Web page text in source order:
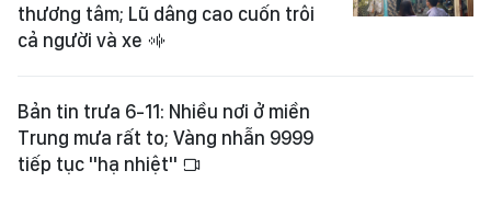
thương tâm; Lũ dâng cao cuốn trôi
cả người và xe
Bản tin trưa 6-11: Nhiều nơi ở miền
Trung mưa rất to; Vàng nhẫn 9999
tiếp tục "hạ nhiệt"